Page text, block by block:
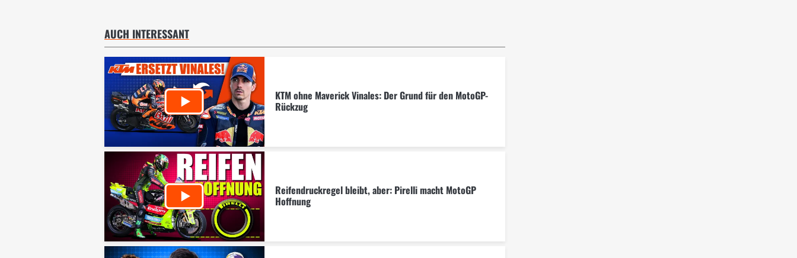
AUCH INTERESSANT
KTM ohne Maverick Vinales: Der Grund für den MotoGP-
Rückzug
Reifendruckregel bleibt, aber: Pirelli macht MotoGP
Hoffnung